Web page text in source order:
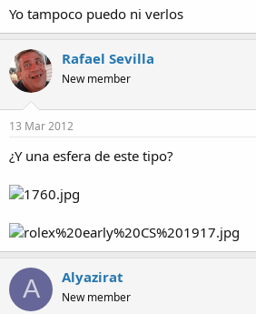
Yo tampoco puedo ni verlos
Rafael Sevilla
New member
13 Mar 2012
¿Y una esfera de este tipo?
A Alyazirat
New member